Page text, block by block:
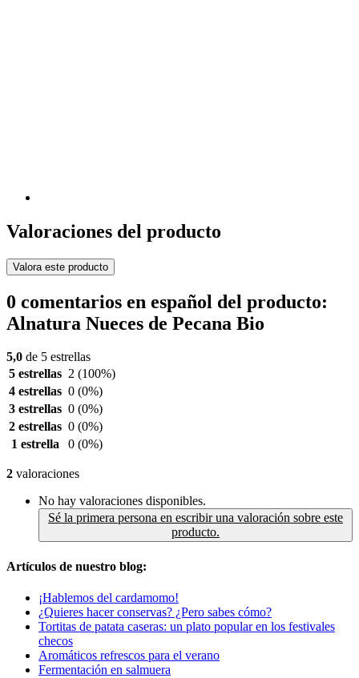
Valoraciones del producto
Valora este producto
0 comentarios en español del producto:
Alnatura Nueces de Pecana Bio
5,0 de 5 estrellas
5 estrellas 2 (100%)
4 estrellas 0 (0%)
3 estrellas 0 (0%)
2 estrellas 0 (0%)
1 estrella
0 (0%)
2 valoraciones
No hay valoraciones disponibles.
Sé la primera persona en escribir una valoración sobre este
producto.
Artículos de nuestro blog:
¡Hablemos del cardamomo!
¿Quieres hacer conservas? ¿Pero sabes cómo?
Tortitas de patata caseras: un plato popular en los festivales
checos
Aromáticos refrescos para el verano
Fermentación en salmuera